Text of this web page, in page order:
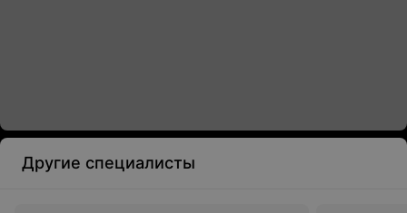
Другие специалисты